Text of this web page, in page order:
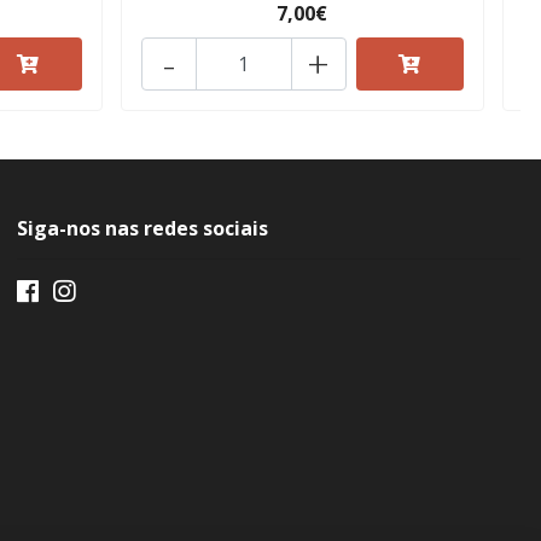
7,00€
+
-
Siga-nos nas redes sociais